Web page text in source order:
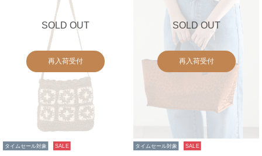
SOLD OUT
再入荷受付
タイムセール対象 SALE
SOLD OUT
再入荷受付
タイムセール対象 SALE